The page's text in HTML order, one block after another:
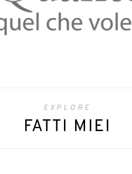
EXPLORE
FATTI MIEI